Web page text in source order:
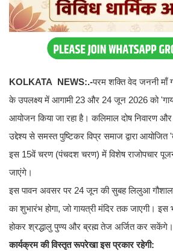
KOLKATA NEWS:.-परम शक्ति वेद जननी माँ
के उपलक्ष्य में आगामी 23 और 24 जून 2026 को
आयोजन किया जा रहा है। कलिमाल दोष निवारण
उद्देश्य से समस्त पुष्टिकर विप्र समाज द्वारा आयोजित
इस 15वें चरण (पंचदश चरण) में विशेष राजोपचार
जाएंगे।
​इस पावन अवसर पर 24 जून की सुबह लिलुआ
का शुभारंभ होगा, जो गायत्री मंदिर तक जाएगी।
होकर श्रद्धालु पुण्य और ब्रह्म तेज अर्जित कर सकेंगे।
कार्यक्रम की विस्तृत रूपरेखा इस प्रकार रहेगी: